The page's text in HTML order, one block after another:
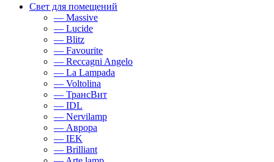
Свет для помещений
— Massive
— Lucide
— Blitz
— Favourite
— Reccagni Angelo
— La Lampada
— Voltolina
— ТрансВит
— IDL
— Nervilamp
— Аврора
— IEK
— Brilliant